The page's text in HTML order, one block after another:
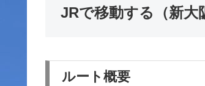
JRで移動する（新大
ルート概要